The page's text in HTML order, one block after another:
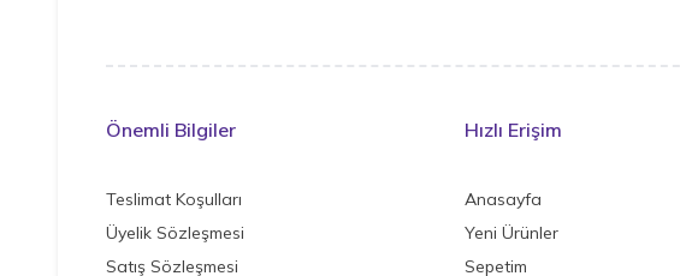
Önemli Bilgiler
Teslimat Koşulları
Üyelik Sözleşmesi
Satış Sözleşmesi
Hızlı Erişim
Anasayfa
Yeni Ürünler
Sepetim